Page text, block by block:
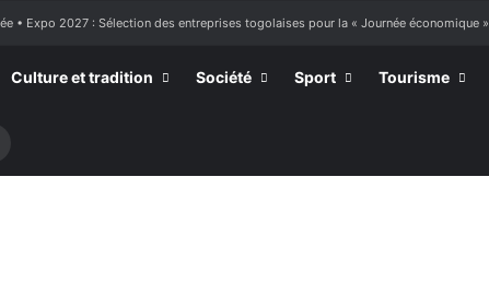
• Expo 2027 : Sélection des entreprises togolaises pour la « Journée économique »
Culture et tradition Société Sport Tourisme